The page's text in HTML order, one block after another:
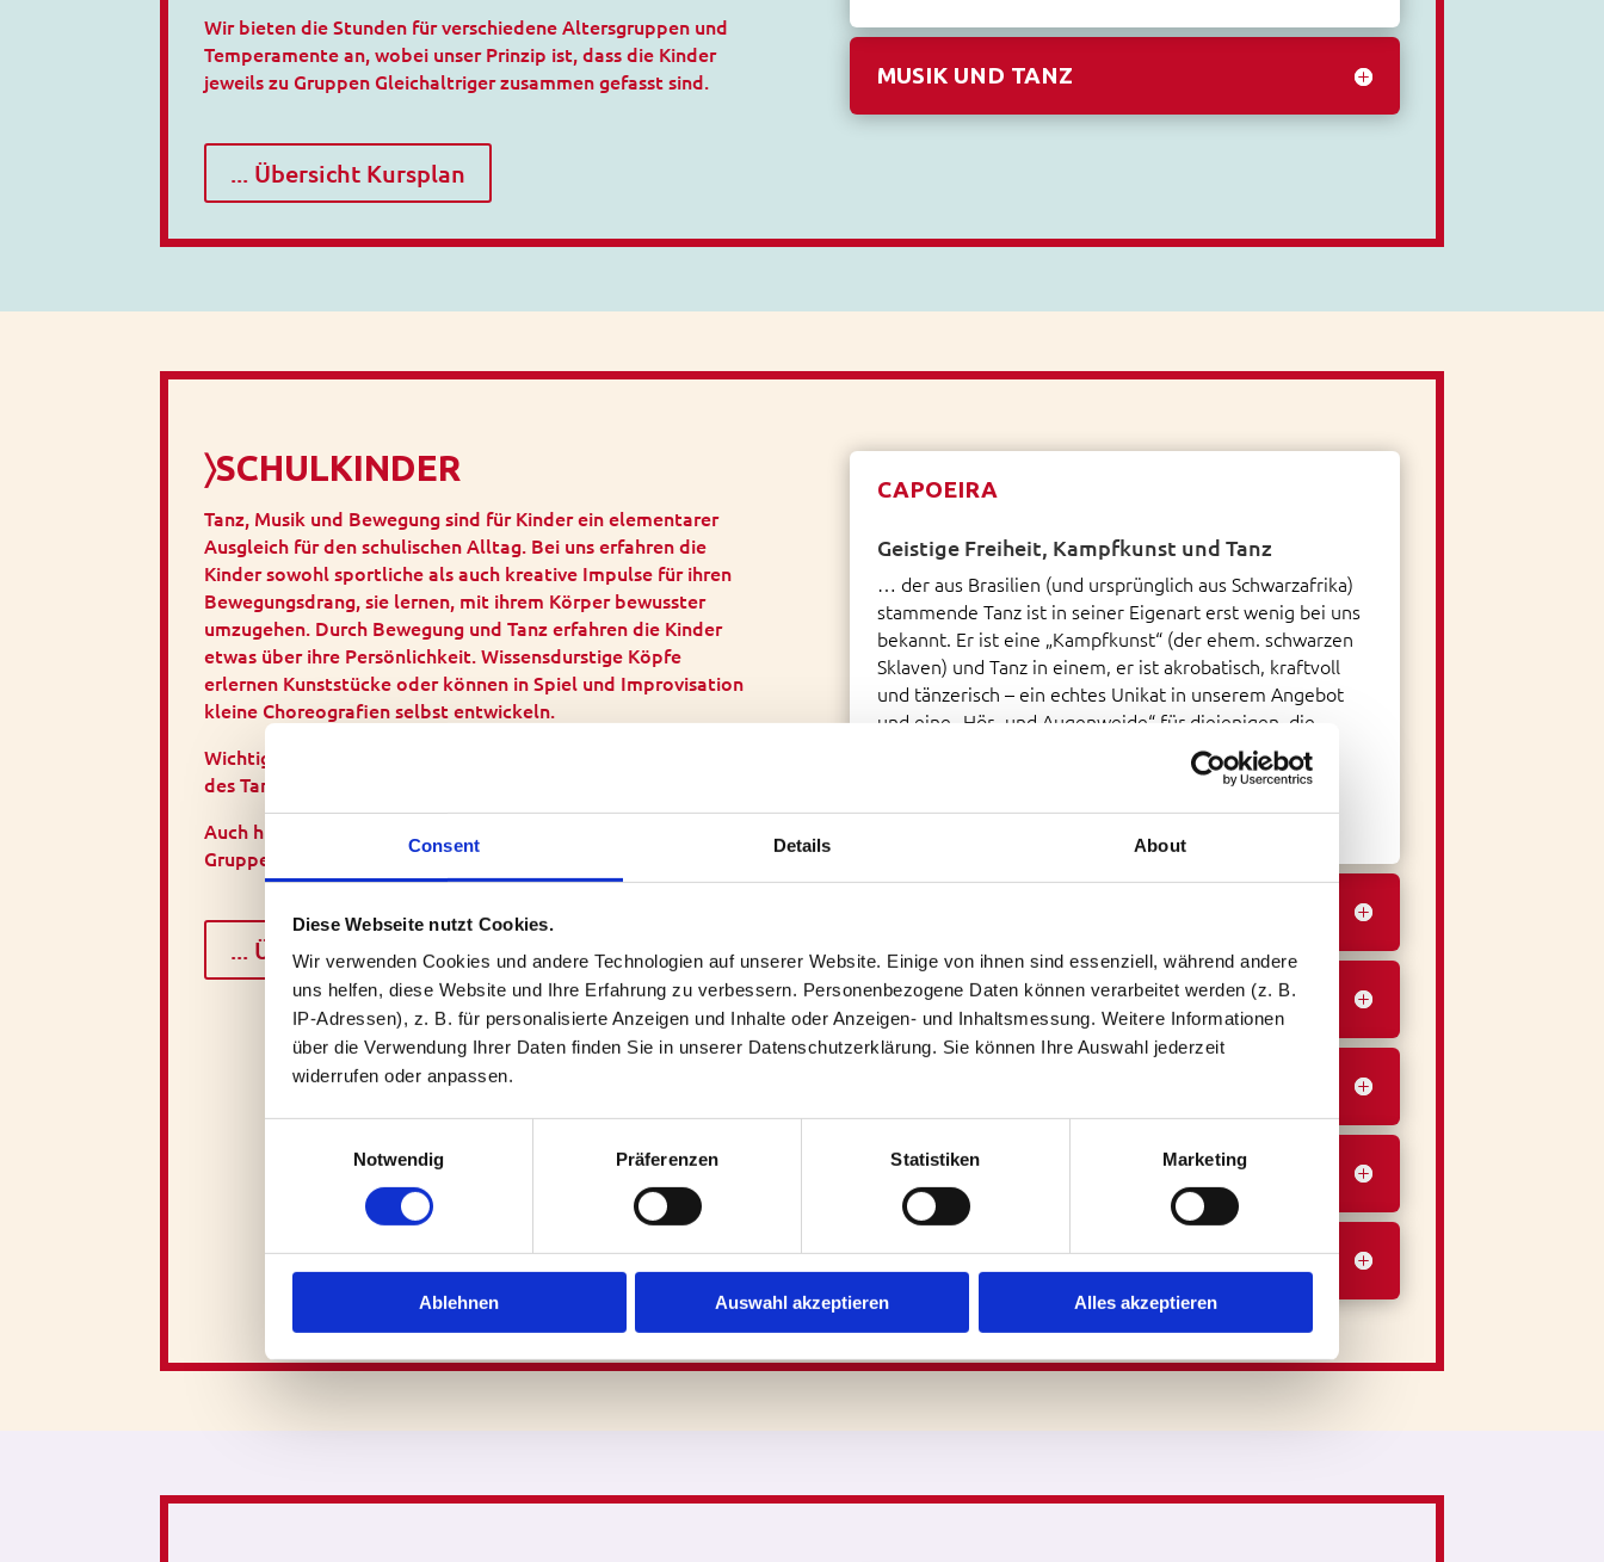
Consent Details About
Diese Webseite nutzt Cookies.
Wir verwenden Cookies und andere Technologien auf unserer Website. Einige von ihnen sind essenziell, während andere
uns helfen, diese Website und Ihre Erfahrung zu verbessern. Personenbezogene Daten können verarbeitet werden (z. B.
IP-Adressen), z. B. für personalisierte Anzeigen und Inhalte oder Anzeigen- und Inhaltsmessung. Weitere Informationen
über die Verwendung Ihrer Daten finden Sie in unserer Datenschutzerklärung. Sie können Ihre Auswahl jederzeit
widerrufen oder anpassen.
Notwendig Präferenzen Statistiken Marketing
Ablehnen Auswahl akzeptieren Alles akzeptieren
Wir bieten die Stunden für verschiedene Altersgruppen und
Temperamente an, wobei unser Prinzip ist, dass die Kinder
jeweils zu Gruppen Gleichaltriger zusammen gefasst sind.
... Übersicht Kursplan
MUSIK UND TANZ
〉SCHULKINDER
Tanz, Musik und Bewegung sind für Kinder ein elementarer
Ausgleich für den schulischen Alltag. Bei uns erfahren die
Kinder sowohl sportliche als auch kreative Impulse für ihren
Bewegungsdrang, sie lernen, mit ihrem Körper bewusster
umzugehen. Durch Bewegung und Tanz erfahren die Kinder
etwas über ihre Persönlichkeit. Wissensdurstige Köpfe
erlernen Kunststücke oder können in Spiel und Improvisation
kleine Choreografien selbst entwickeln.
Wichtig für diese Altersgruppen ist, dass sie Basistechniken
des Tanzes erlernen, um selbst gestalten zu können.
Auch hier sollen die Kinder jeweils mit Gleichaltrigen in
Gruppen gemeinsam lernen.
... Übersicht Kursplan
CAPOEIRA
Geistige Freiheit, Kampfkunst und Tanz
… der aus Brasilien (und ursprünglich aus Schwarzafrika)
stammende Tanz ist in seiner Eigenart erst wenig bei uns
bekannt. Er ist eine „Kampfkunst“ (der ehem. schwarzen
Sklaven) und Tanz in einem, er ist akrobatisch, kraftvoll
und tänzerisch – ein echtes Unikat in unserem Angebot
und eine „Hör- und Augenweide“ für diejenigen, die
Neues und Außergewöhnliches mit uns probieren
Lehrer: Francesco Incoronato
BREAKDANCE
AKROBATIK
MODERN